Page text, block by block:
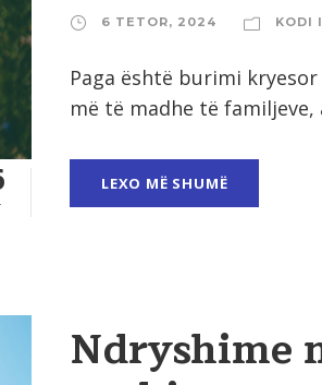
6 TETOR, 2024 KODI
Paga është burimi
më të madhe të familjeve,
LEXO MË SHUMË
Ndryshime